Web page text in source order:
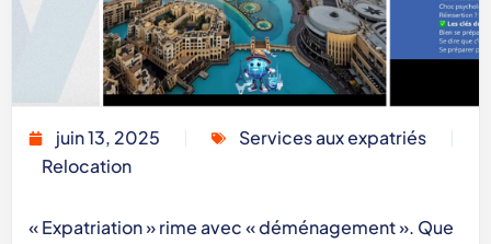
juin 13, 2025
Services aux expatriés
Relocation
« Expatriation » rime avec « déménagement ». Que